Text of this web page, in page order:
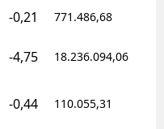
-0,21 771.486,68
-4,75 18.236.094,06
-0,44 110.055,31